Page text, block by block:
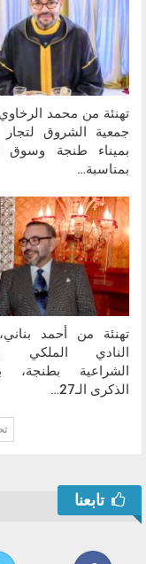
تهنئة من محمد
جمعية الشروق
بميناء طنجة وسوق
بمناسبة…
تهنئة من أحمد
النادي الملكي
الشراعية بطنجة،
الذكرى الـ27…
تابعنا